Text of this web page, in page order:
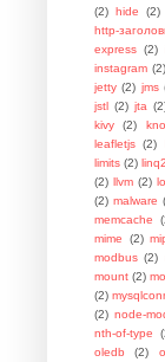
(2) hide (2)
http-
express (2)
instagram (2)
jetty (2) jms
jstl (2) jta
kivy
(2)
leafletjs (2)
limits (2)
(2) llvm (2)
(2) malware
memcache
mime
(2)
modbus (2)
mount (2)
(2)
(2) node-
nth-of-type
oledb
(2)